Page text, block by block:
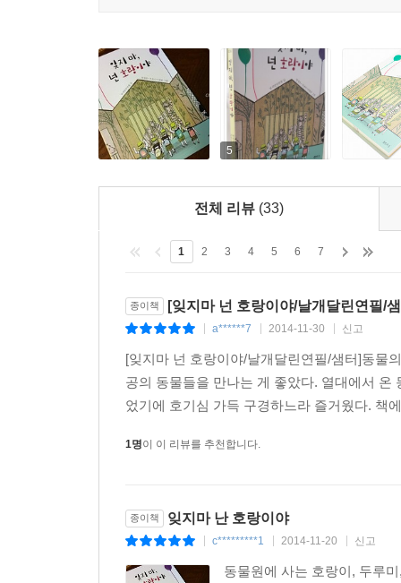
5
전체 리뷰 (33)
1 2 3 4 5 6 7
종이책 [잊지마 넌 호랑이야/날개달린연필/
a******7 2014-11-30 신고
[잊지마 넌 호랑이야/날개달린연필/샘터]동물
공의 동물들을 만나는 게 좋았다. 열대에서
었기에 호기심 가득 구경하느라 즐거웠다. 책
1명이 이 리뷰를 추천합니다.
종이책 잊지마 난 호랑이야
c*********1 2014-11-20 신고
동물원에 사는 호랑이, 두루